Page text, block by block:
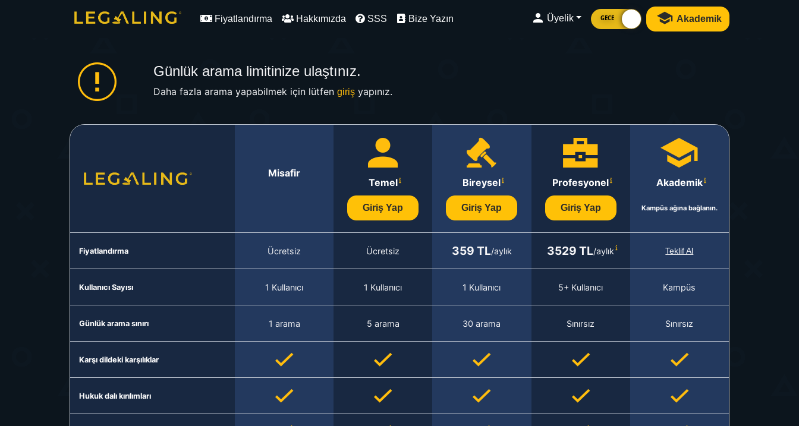
Fiyatlandırma Hakkımızda SSS Bize Yazın Üyelik GECE Akademik
Günlük arama limitinize ulaştınız.
Daha fazla arama yapabilmek için lütfen girişyapınız.
Misafir
Temel
Giriş Yap
Bireysel
Giriş Yap
Profesyonel
Giriş Yap
Akademik
Kampüs ağına bağlanın.
Fiyatlandırma Ücretsiz Ücretsiz 359 TL/aylık 3529 TL/aylık Teklif Al
Kullanıcı Sayısı 1 Kullanıcı 1 Kullanıcı 1 Kullanıcı 5+ Kullanıcı Kampüs
Günlük arama sınırı 1 arama 5 arama 30 arama Sınırsız Sınırsız
Karşı dildeki karşılıklar
Hukuk dalı kırılımları